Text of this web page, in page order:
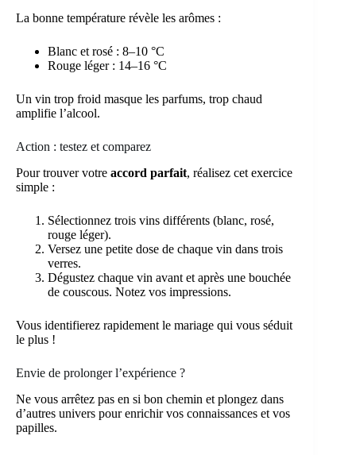
La bonne température révèle les arômes :
Blanc et rosé : 8–10 °C
Rouge léger : 14–16 °C
Un vin trop froid masque les parfums, trop chaud
amplifie l’alcool.
Action : testez et comparez
Pour trouver votre accord parfait, réalisez cet exercice
simple :
Sélectionnez trois vins différents (blanc, rosé,
rouge léger).
Versez une petite dose de chaque vin dans trois
verres.
Dégustez chaque vin avant et après une bouchée
de couscous. Notez vos impressions.
Vous identifierez rapidement le mariage qui vous séduit
le plus !
Envie de prolonger l’expérience ?
Ne vous arrêtez pas en si bon chemin et plongez dans
d’autres univers pour enrichir vos connaissances et vos
papilles.